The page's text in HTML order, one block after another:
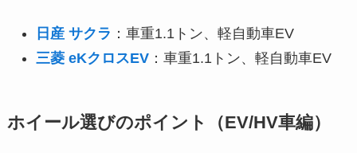
日産 サクラ ：車重1.1トン、軽自動車EV
三菱 eKクロスEV：車重1.1トン、軽自動車EV
ホイール選びのポイント（EV/HV車編）